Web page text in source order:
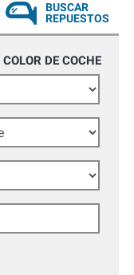
BUSCAR
REPUESTOS
DE COCHE